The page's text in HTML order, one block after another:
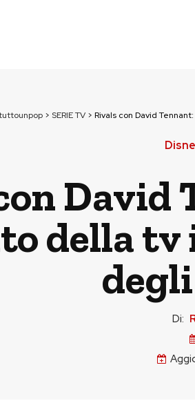
> SERIE TV> Rivals con David
David
della
Di: